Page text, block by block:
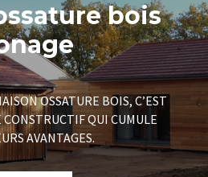
bois
OSSATURE BOIS, C’EST
QUI CUMULE
AVANTAGES.